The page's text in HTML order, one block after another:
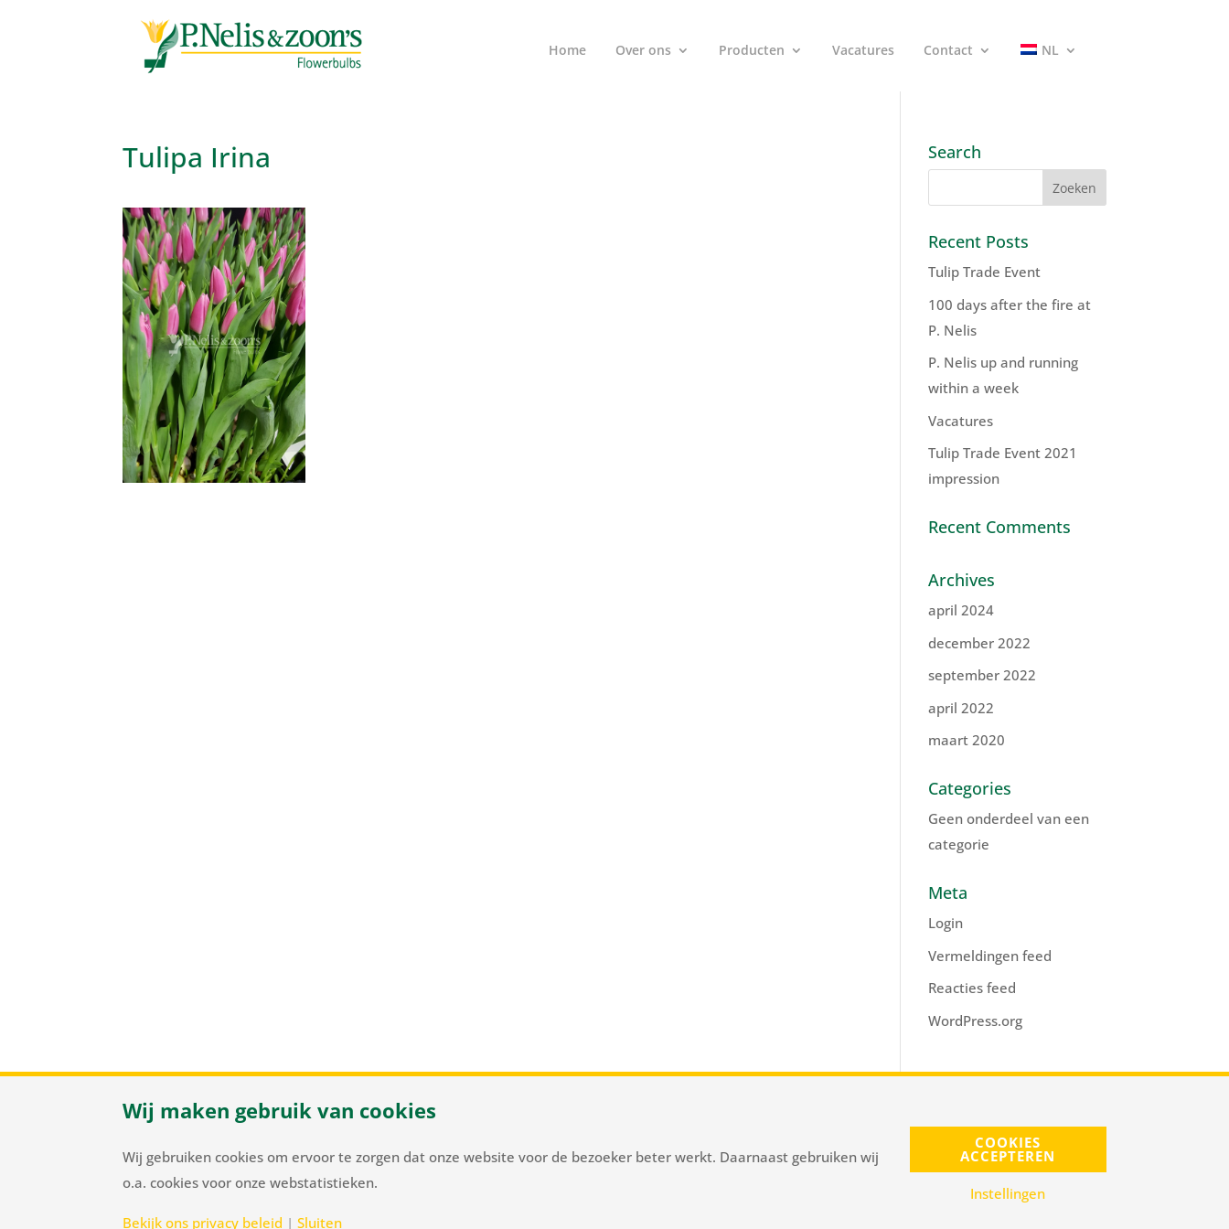
Home Over ons Producten Vacatures Contact NL
Tulipa Irina Search
Recent Posts
Tulip Trade Event
100 days after the fire at
P. Nelis
P. Nelis up and running
within a week
Vacatures
Tulip Trade Event 2021
impression
Recent Comments
Archives
april 2024
december 2022
september 2022
april 2022
maart 2020
Categories
Geen onderdeel van een
categorie
Meta
Login
Vermeldingen feed
Reacties feed
WordPress.org
Herenweg 37/NL-2105 MC Heemstede
Wij maken gebruik van cookies
Wij gebruiken cookies om ervoor te zorgen dat onze website voor de bezoeker beter werkt. Daarnaast gebruiken wij
o.a. cookies voor onze webstatistieken.
Bekijk ons privacy beleid |Sluiten
COOKIES
ACCEPTEREN
Instellingen